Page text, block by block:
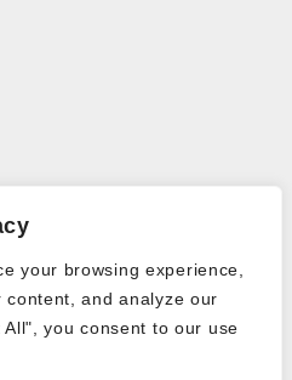
your browsing experience,
and analyze our
you consent to our use